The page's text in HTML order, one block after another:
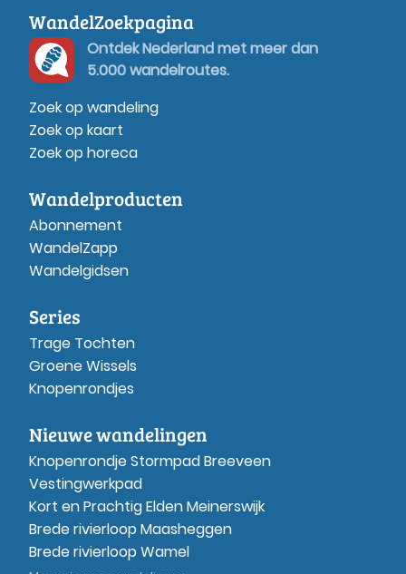
WandelZoekpagina
Ontdek Nederland met meer dan
5.000 wandelroutes.
Zoek op wandeling
Zoek op kaart
Zoek op horeca
Wandelproducten
Abonnement
WandelZapp
Wandelgidsen
Series
Trage Tochten
Groene Wissels
Knopenrondjes
Nieuwe wandelingen
Knopenrondje Stormpad Breeveen
Vestingwerkpad
Kort en Prachtig Elden Meinerswijk
Brede rivierloop Maasheggen
Brede rivierloop Wamel